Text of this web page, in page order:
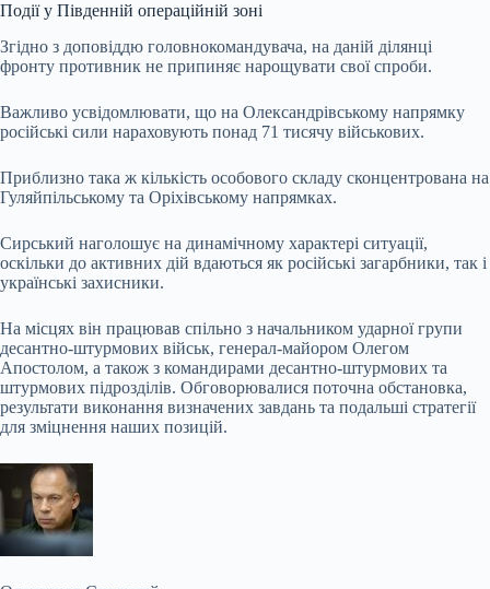
Події у Південній операційній зоні
Згідно з доповіддю головнокомандувача, на даній ділянці
фронту противник не припиняє нарощувати свої спроби.
Важливо усвідомлювати, що на Олександрівському напрямку
російські сили нараховують понад 71 тисячу військових.
Приблизно така ж кількість особового складу сконцентрована на
Гуляйпільському та Оріхівському напрямках.
Сирський наголошує на динамічному характері ситуації,
оскільки до активних дій вдаються як російські загарбники, так і
українські захисники.
На місцях він працював спільно з начальником ударної групи
десантно-штурмових військ, генерал-майором Олегом
Апостолом, а також з командирами десантно-штурмових та
штурмових підрозділів. Обговорювалися поточна обстановка,
результати виконання визначених завдань та подальші стратегії
для зміцнення наших позицій.